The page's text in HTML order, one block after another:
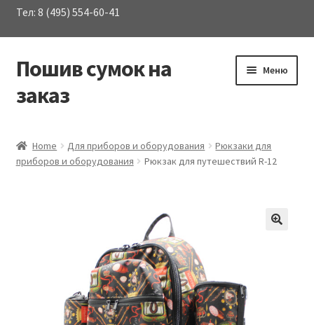
Тел: 8 (495) 554-60-41
Перейти
к
навигации
Перейти
к
содержимому
Пошив сумок на
заказ
Меню
меню
О Компании
Home Для приборов и оборудования
Рюкзаки для
приборов и оборудования
Рюкзак для путешествий R-12